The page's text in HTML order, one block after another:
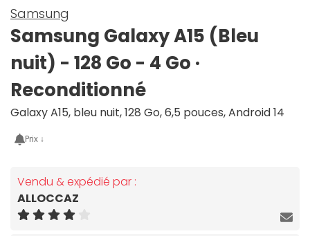
Samsung
Samsung Galaxy A15 (Bleu
nuit) - 128 Go - 4 Go ·
Reconditionné
Galaxy A15, bleu nuit, 128 Go, 6,5 pouces, Android 14
Prix ↓
Vendu & expédié par :
ALLOCCAZ